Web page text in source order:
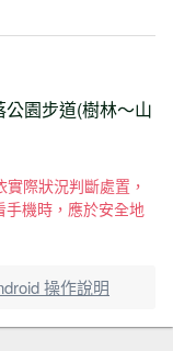
園步道(樹林～山
際狀況判斷處置，
機時，應於安全地
操作說明